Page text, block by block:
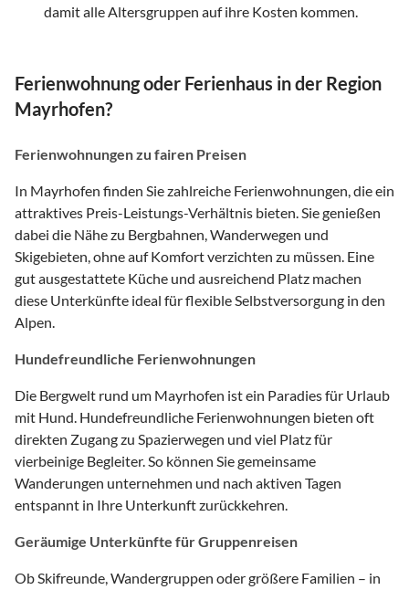
damit alle Altersgruppen auf ihre Kosten kommen.
Ferienwohnung oder Ferienhaus in der Region
Mayrhofen?
Ferienwohnungen zu fairen Preisen
In Mayrhofen finden Sie zahlreiche Ferienwohnungen, die ein
attraktives Preis-Leistungs-Verhältnis bieten. Sie genießen
dabei die Nähe zu Bergbahnen, Wanderwegen und
Skigebieten, ohne auf Komfort verzichten zu müssen. Eine
gut ausgestattete Küche und ausreichend Platz machen
diese Unterkünfte ideal für flexible Selbstversorgung in den
Alpen.
Hundefreundliche Ferienwohnungen
Die Bergwelt rund um Mayrhofen ist ein Paradies für Urlaub
mit Hund. Hundefreundliche Ferienwohnungen bieten oft
direkten Zugang zu Spazierwegen und viel Platz für
vierbeinige Begleiter. So können Sie gemeinsame
Wanderungen unternehmen und nach aktiven Tagen
entspannt in Ihre Unterkunft zurückkehren.
Geräumige Unterkünfte für Gruppenreisen
Ob Skifreunde, Wandergruppen oder größere Familien – in